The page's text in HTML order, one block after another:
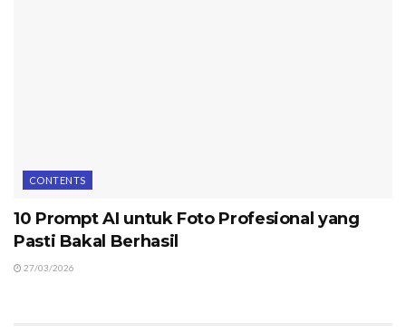
CONTENTS
10 Prompt AI untuk Foto Profesional yang
Pasti Bakal Berhasil
27/03/2026